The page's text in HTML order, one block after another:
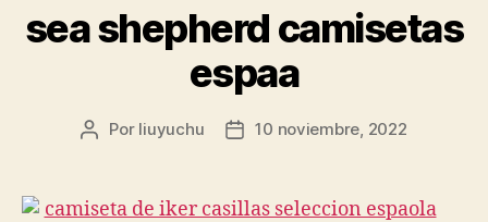
sea shepherd camisetas
espaa
Autor
entrada
Por liuyuchu
Fecha
entrada
10 noviembre, 2022